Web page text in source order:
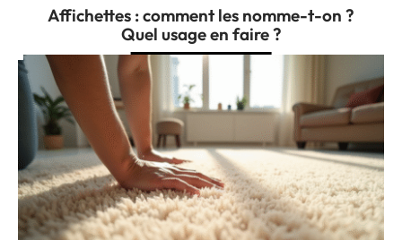
Affichettes : comment les nomme-t-on ?
Quel usage en faire ?